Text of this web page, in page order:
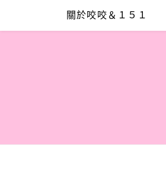
content
關於咬咬＆１５１